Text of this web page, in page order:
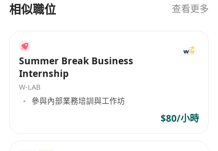
處理公司系統帳目及月結
支援
按需要執行上級安排相關工作
我們期待你擁有
擁有本科或以上學位程度 (應屆畢業生將被考慮)
具備 LCCI 會計證書
能獨立工作且擅於與團隊合作, 細心、勤奮、 願
相似職位 查看更多
Summer Break Business
Internship
W-LAB
參與內部業務培訓與工作坊
$80/小時